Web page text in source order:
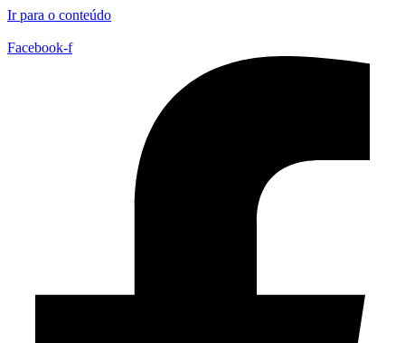
Ir para o conteúdo
Facebook-f